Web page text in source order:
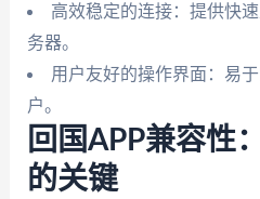
高效稳定的连接：提供快
务器。
用户友好的操作界面：易
户。
回国APP兼容性
的关键